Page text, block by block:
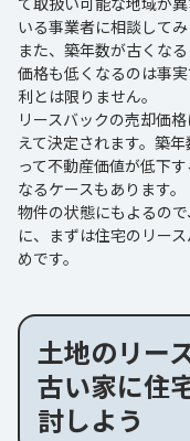
いる事業者に相談してみ
また、築年数が古くな
価格も低くなるのは事
利とは限りません。
リースバックの売却価
えて決定されます。築
って不動産価値が低下
なるケースもあります。
物件の状態にもよるの
に、まずは住宅のリー
めです。
土地のリー
古い家に住
討しよう